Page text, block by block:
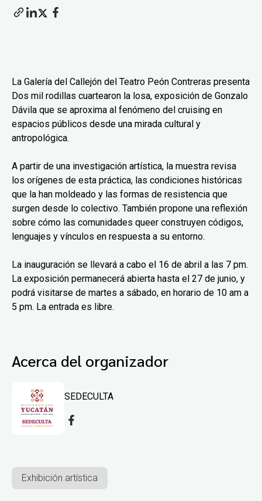
La Galería del Callejón del Teatro Peón Contreras presenta
Dos mil rodillas cuartearon la losa, exposición de Gonzalo
Dávila que se aproxima al fenómeno del cruising en
espacios públicos desde una mirada cultural y
antropológica.
A partir de una investigación artística, la muestra revisa
los orígenes de esta práctica, las condiciones históricas
que la han moldeado y las formas de resistencia que
surgen desde lo colectivo. También propone una reflexión
sobre cómo las comunidades queer construyen códigos,
lenguajes y vínculos en respuesta a su entorno.
La inauguración se llevará a cabo el 16 de abril a las 7 pm.
La exposición permanecerá abierta hasta el 27 de junio, y
podrá visitarse de martes a sábado, en horario de 10 am a
5 pm. La entrada es libre.
Acerca del organizador
SEDECULTA
Exhibición artística